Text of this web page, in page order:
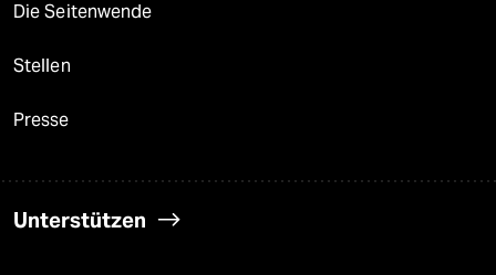
Die Seitenwende
Stellen
Presse
Unterstützen